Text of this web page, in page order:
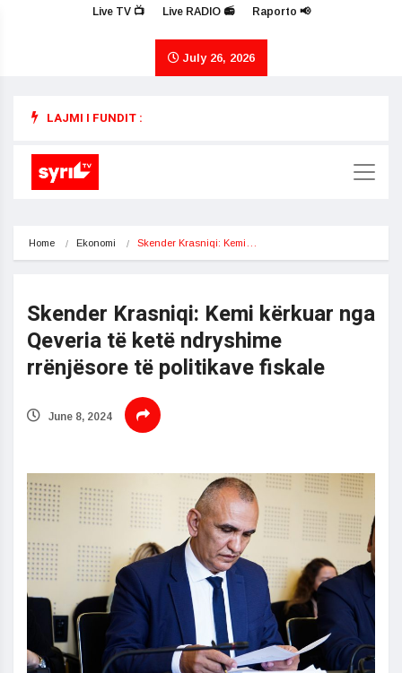
Live TV 📺 Live RADIO 📻 Raporto 📢
July 26, 2026
LAJMI I FUNDIT :
Home Ekonomi Skender Krasniqi: Kemi…
Skender Krasniqi: Kemi kërkuar nga
Qeveria të ketë ndryshime
rrënjësore të politikave fiskale
June 8, 2024